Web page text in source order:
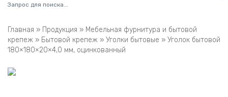
Главная » Продукция » Мебельная фурнитура и бытовой
крепеж » Бытовой крепеж » Уголки бытовые » Уголок бытовой
180×180×20×4,0 мм, оцинкованный